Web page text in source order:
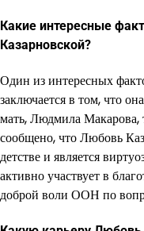
Какие интересные
Казарновской?
Один из интересных
заключается в том, что
мать, Людмила Макарова,
сообщено, что Любовь
детстве и является
активно участвует в
доброй воли ООН по